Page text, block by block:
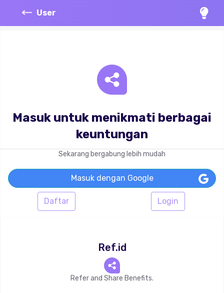
User
Masuk untuk menikmati berbagai
keuntungan
Sekarang bergabung lebih mudah
Masuk dengan Google
Daftar Login
Ref.id
Refer and Share Benefits.